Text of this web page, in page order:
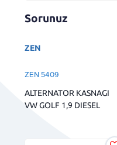
Sorunuz
ZEN
ZEN 5409
ALTERNATOR KASNAGI
VW GOLF 1,9 DIESEL